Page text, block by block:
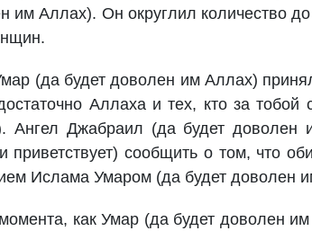
им Аллах). Он округлил количество
(да будет доволен им Аллах)
Аллаха и тех, кто за
Ангел Джабраил (да будет доволен
приветствует) сообщить о том, что
Ислама Умаром (да будет доволен
как Умар (да будет доволен